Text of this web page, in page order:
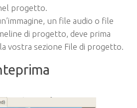
progetto.
un file audio o file
di progetto, deve prima
vostra sezione File di progetto.